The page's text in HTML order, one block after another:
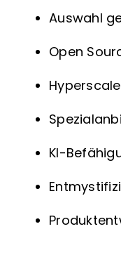
Auswahl
Open
KI-